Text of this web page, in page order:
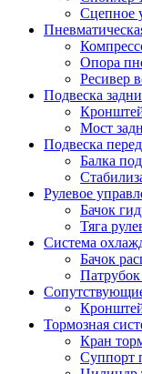
Сцепное
Опора
Ресивер
Подвеска
Мост
Подвеска
Балка
Рулевое
Бачок
Тяга
Система
Бачок
Тормозная
Кран
Суппорт